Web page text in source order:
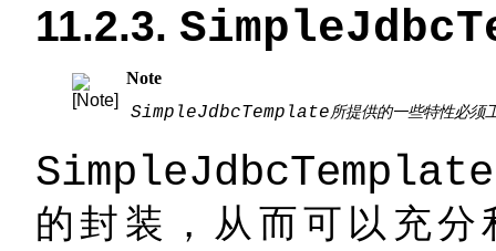
11.2.3.
Note
SimpleJdbcTemplate所提供的一些特性必须
SimpleJdbcTemplate
的封装，从而可以充分